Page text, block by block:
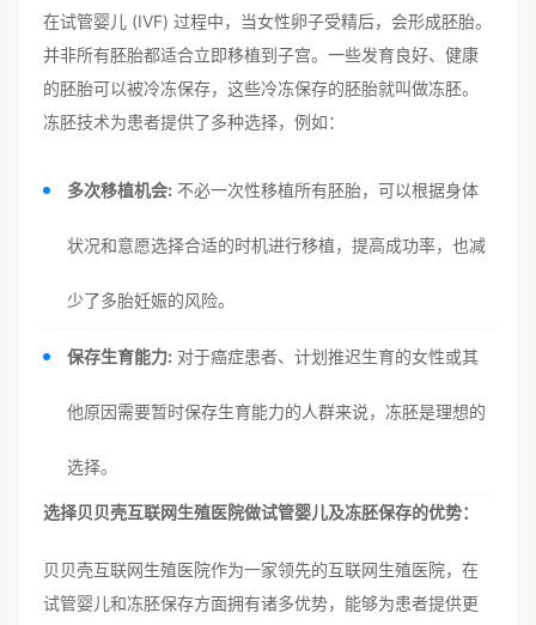
在试管婴儿 (IVF) 过程中，当女性卵子受精后，会形成胚胎。
并非所有胚胎都适合立即移植到子宫。一些发育良好、健康
的胚胎可以被冷冻保存，这些冷冻保存的胚胎就叫做冻胚。
冻胚技术为患者提供了多种选择，例如：
多次移植机会: 不必一次性移植所有胚胎，可以根据身体
状况和意愿选择合适的时机进行移植，提高成功率，也减
少了多胎妊娠的风险。
保存生育能力: 对于癌症患者、计划推迟生育的女性或其
他原因需要暂时保存生育能力的人群来说，冻胚是理想的
选择。
选择贝贝壳互联网生殖医院做试管婴儿及冻胚保存的优势：
贝贝壳互联网生殖医院作为一家领先的互联网生殖医院，在
试管婴儿和冻胚保存方面拥有诸多优势，能够为患者提供更